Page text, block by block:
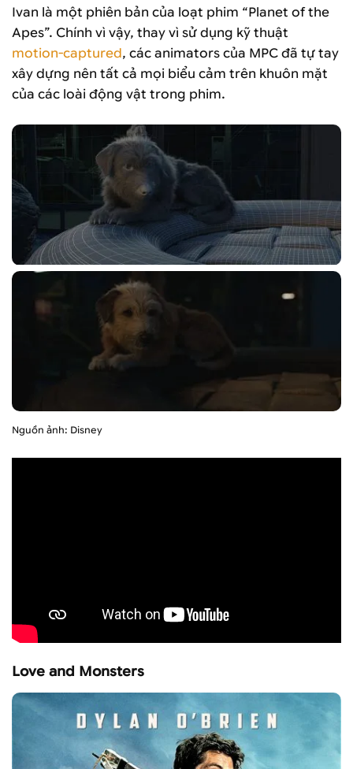
Ivan là một phiên bản của loạt phim “Planet of the
Apes”. Chính vì vậy, thay vì sử dụng kỹ thuật
motion-captured, các animators của MPC đã tự tay
xây dựng nên tất cả mọi biểu cảm trên khuôn mặt
của các loài động vật trong phim.
Nguồn ảnh: Disney
Love and Monsters